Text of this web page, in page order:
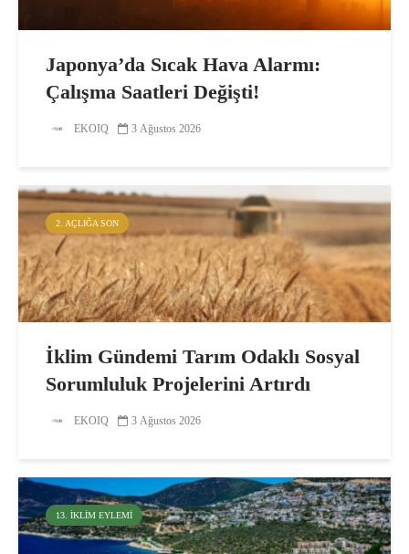
Japonya’da Sıcak Hava Alarmı:
Çalışma Saatleri Değişti!
EKOIQ 3 Ağustos 2026
2. AÇLIĞA SON
İklim Gündemi Tarım Odaklı Sosyal
Sorumluluk Projelerini Artırdı
EKOIQ 3 Ağustos 2026
13. İKLIM EYLEMI